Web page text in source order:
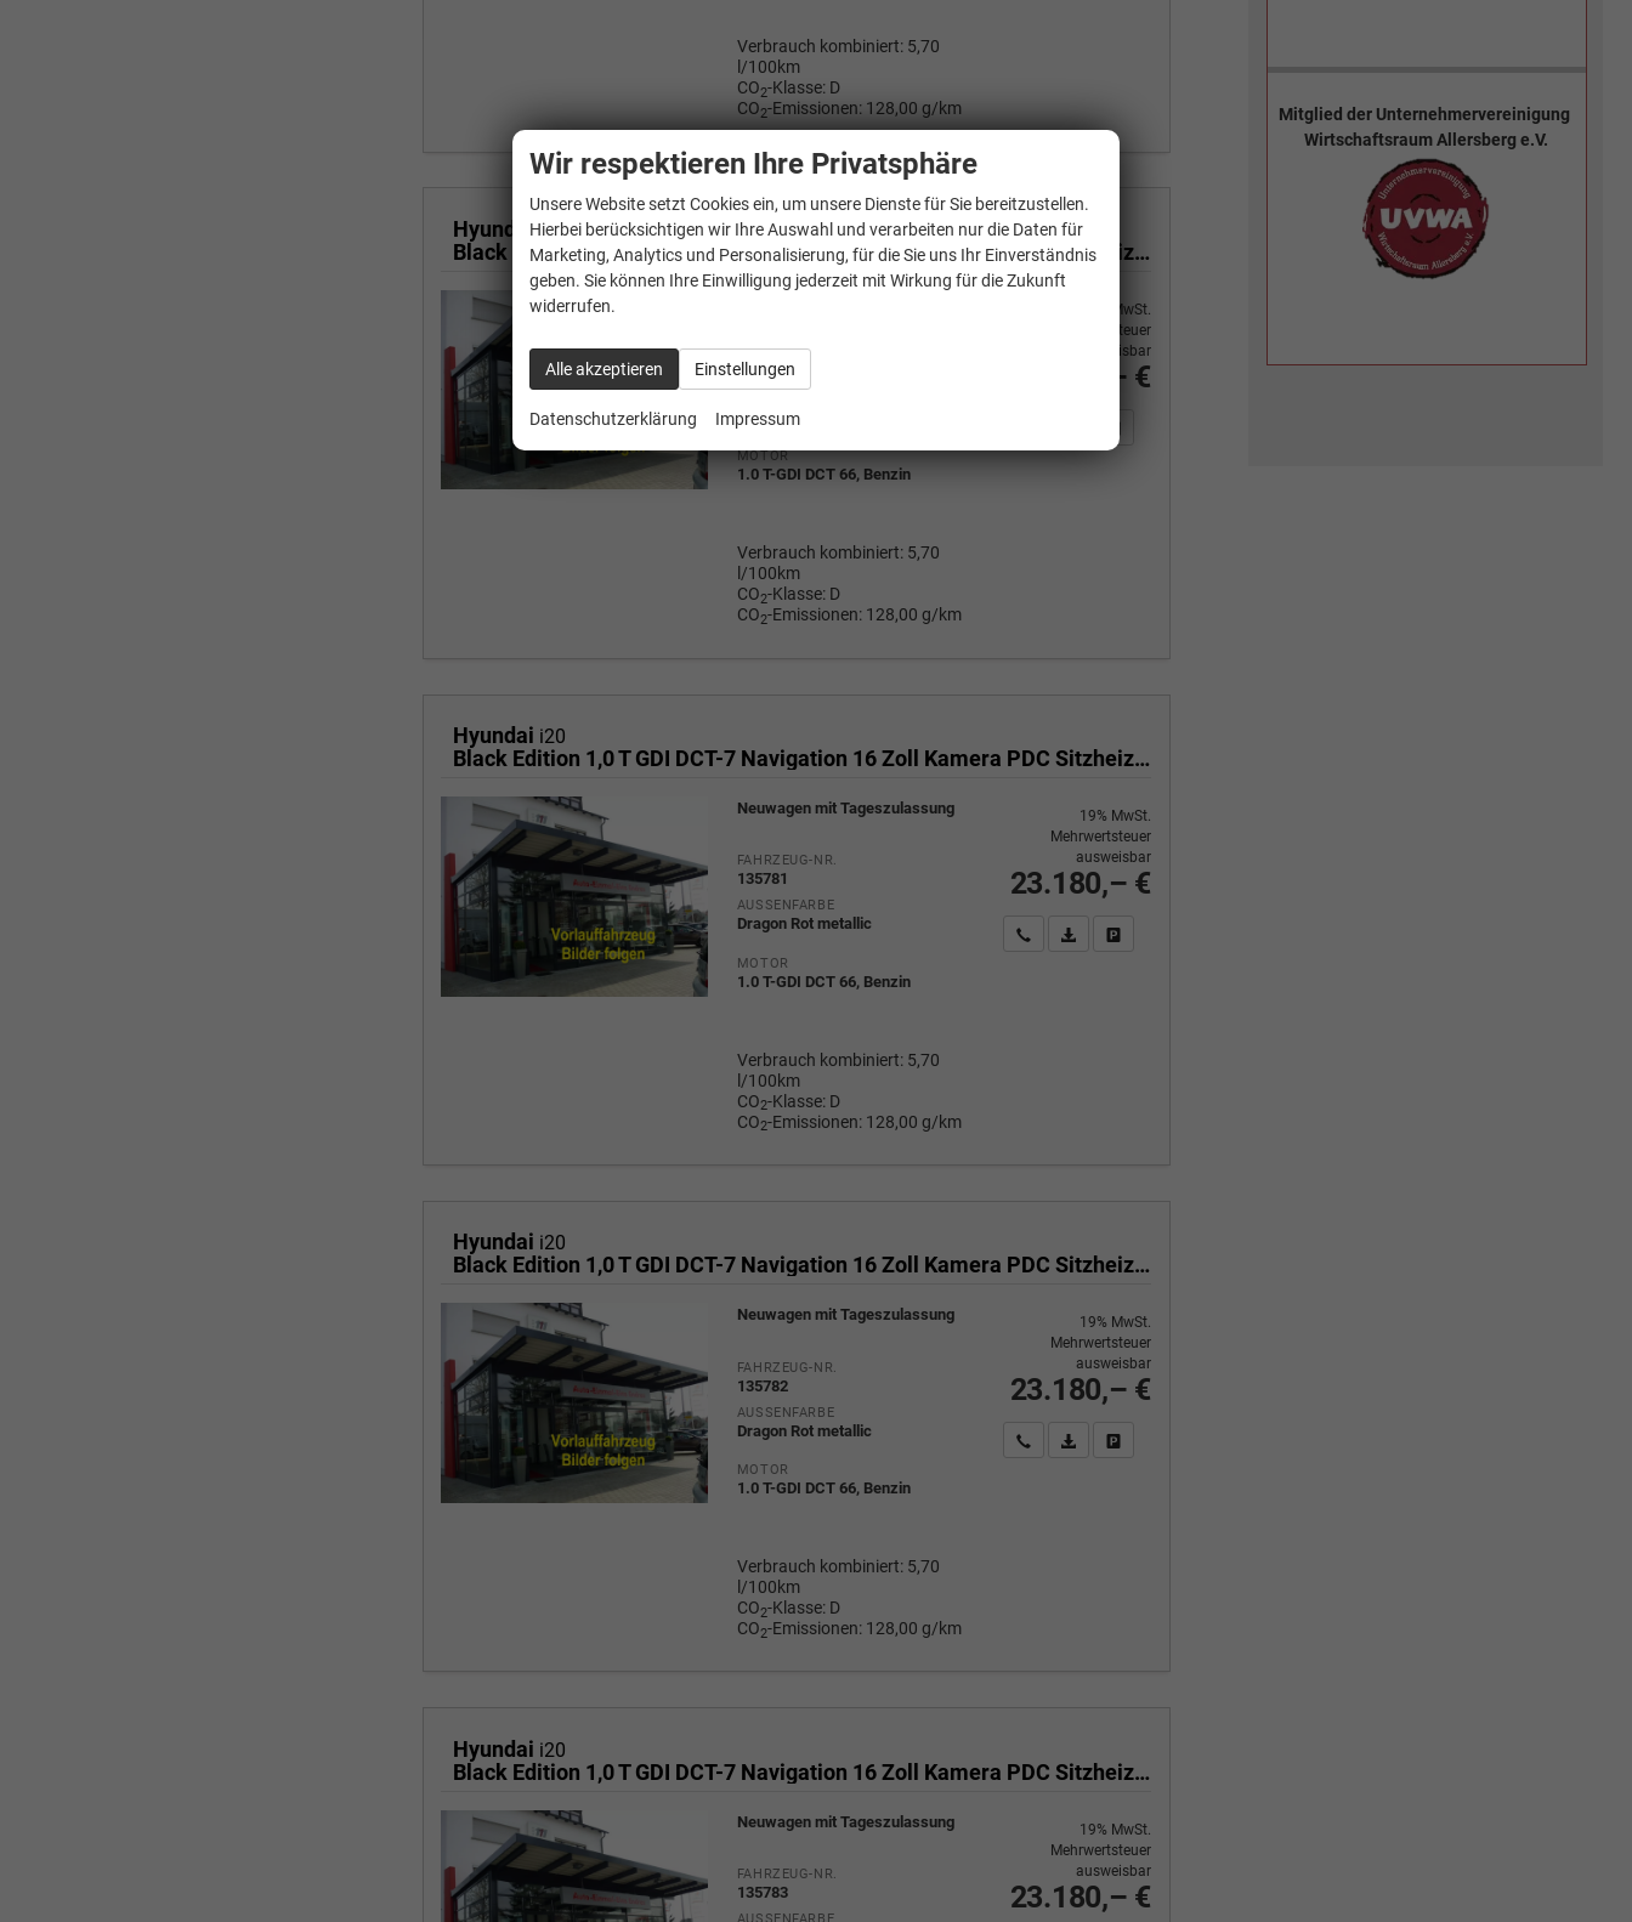
Verbrauch kombiniert: 5,70
l/100km
CO2-Klasse: D
CO2-Emissionen: 128,00 g/km
Hyundai i20
Black Edition 1,0 T GDI DCT-7 Navigation 16 Zoll Kamera PDC Sitzheizung
FAHRZEUG-NR.
135780
Phantom Black Metallic
MOTOR
1.0 T-GDI DCT 66, Benzin
Verbrauch kombiniert: 5,70
l/100km
CO2-Klasse: D
CO2-Emissionen: 128,00 g/km
23.180,– €
19% MwSt.
Mehrwertsteuer
ausweisbar
Wir rufen Sie anPDF-Fahrzeugexposé drucken
Hyundai i20
Black Edition 1,0 T GDI DCT-7 Navigation 16 Zoll Kamera PDC Sitzheizung
Neuwagen mit Tageszulassung
FAHRZEUG-NR.
135781
AUSSENFARBE
Dragon Rot metallic
MOTOR
1.0 T-GDI DCT 66, Benzin
Verbrauch kombiniert: 5,70
l/100km
CO2-Klasse: D
CO2-Emissionen: 128,00 g/km
23.180,– €
19% MwSt.
Mehrwertsteuer
ausweisbar
Wir rufen Sie anPDF-Fahrzeugexposé drucken
Hyundai i20
Black Edition 1,0 T GDI DCT-7 Navigation 16 Zoll Kamera PDC Sitzheizung
Neuwagen mit Tageszulassung
FAHRZEUG-NR.
135782
AUSSENFARBE
Dragon Rot metallic
MOTOR
1.0 T-GDI DCT 66, Benzin
Verbrauch kombiniert: 5,70
l/100km
CO2-Klasse: D
CO2-Emissionen: 128,00 g/km
23.180,– €
19% MwSt.
Mehrwertsteuer
ausweisbar
Wir rufen Sie anPDF-Fahrzeugexposé drucken
Hyundai i20
Black Edition 1,0 T GDI DCT-7 Navigation 16 Zoll Kamera PDC Sitzheizung
Neuwagen mit Tageszulassung
FAHRZEUG-NR.
135783
AUSSENFARBE
23.180,– €
19% MwSt.
Mehrwertsteuer
ausweisbar
Mitglied der Unternehmervereinigung
Wirtschaftsraum Allersberg e.V.
Wir respektieren Ihre Privatsphäre
Unsere Website setzt Cookies ein, um unsere Dienste für Sie bereitzustellen.
Hierbei berücksichtigen wir Ihre Auswahl und verarbeiten nur die Daten für
Marketing, Analytics und Personalisierung, für die Sie uns Ihr Einverständnis
geben. Sie können Ihre Einwilligung jederzeit mit Wirkung für die Zukunft
widerrufen.
Alle akzeptieren Einstellungen
Datenschutzerklärung Impressum